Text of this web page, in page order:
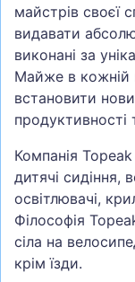
майстрів своєї
видавати
виконані за
Майже в кожній
встановити
продуктивності
Компанія
дитячі сидіння,
освітлювачі,
Філософія
сіла на
крім їзди.